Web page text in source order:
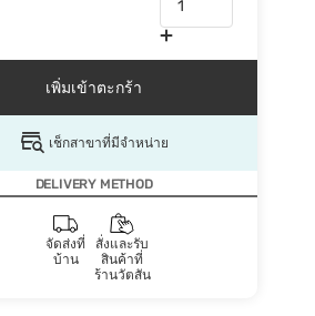
เพิ่มเข้าตะกร้า
เช็กสาขาที่มีจำหน่าย
DELIVERY METHOD
จัดส่งที่
บ้าน
สั่งและรับ
สินค้าที่
ร้านวัตสัน